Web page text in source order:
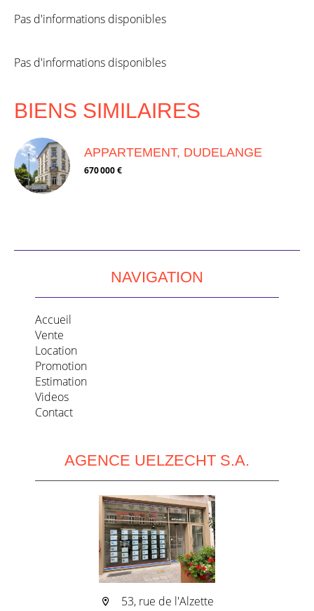
Pas d'informations disponibles
Pas d'informations disponibles
BIENS SIMILAIRES
APPARTEMENT, DUDELANGE
670 000 €
NAVIGATION
Accueil
Vente
Location
Promotion
Estimation
Videos
Contact
AGENCE UELZECHT S.A.
53, rue de l'Alzette